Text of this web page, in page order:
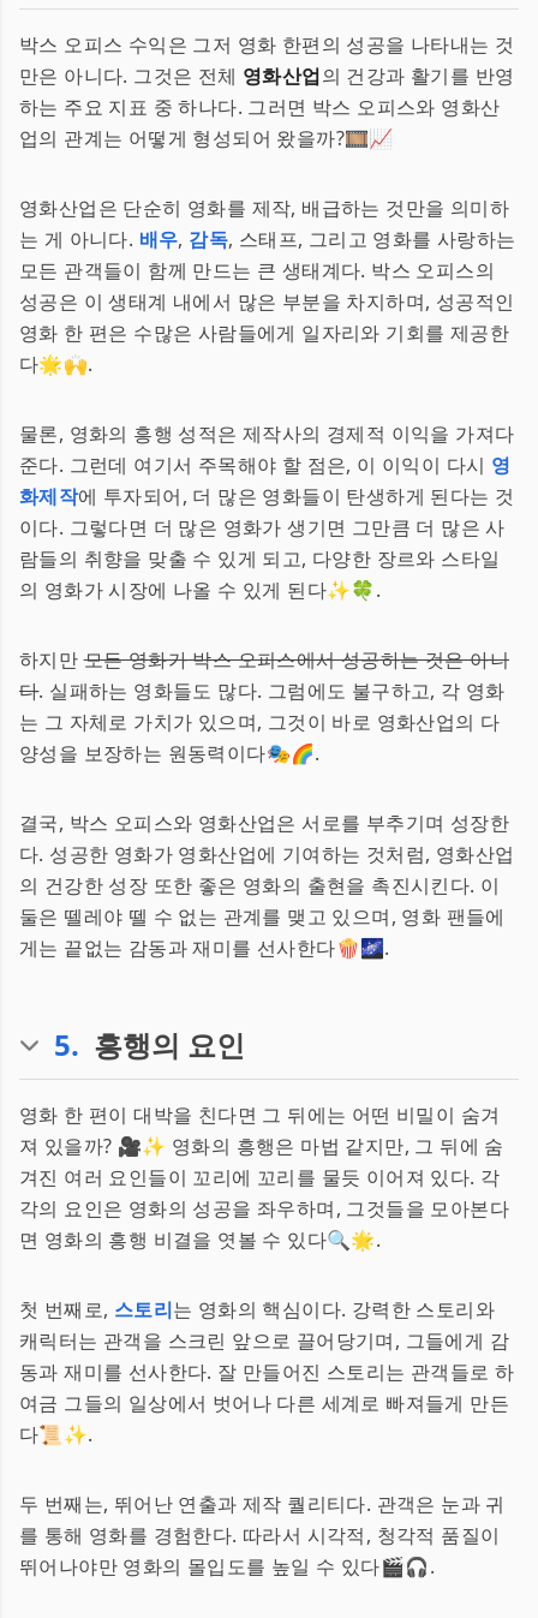
박스 오피스 수익은 그저 영화 한편의 성공을 나타내는 것
만은 아니다. 그것은 전체 영화산업의 건강과 활기를 반영
하는 주요 지표 중 하나다. 그러면 박스 오피스와 영화산
업의 관계는 어떻게 형성되어 왔을까?🎞️📈
영화산업은 단순히 영화를 제작, 배급하는 것만을 의미하
는 게 아니다. 배우, 감독, 스태프, 그리고 영화를 사랑하는
모든 관객들이 함께 만드는 큰 생태계다. 박스 오피스의
성공은 이 생태계 내에서 많은 부분을 차지하며, 성공적인
영화 한 편은 수많은 사람들에게 일자리와 기회를 제공한
다🌟🙌.
물론, 영화의 흥행 성적은 제작사의 경제적 이익을 가져다
준다. 그런데 여기서 주목해야 할 점은, 이 이익이 다시 영
화제작에 투자되어, 더 많은 영화들이 탄생하게 된다는 것
이다. 그렇다면 더 많은 영화가 생기면 그만큼 더 많은 사
람들의 취향을 맞출 수 있게 되고, 다양한 장르와 스타일
의 영화가 시장에 나올 수 있게 된다✨🍀.
하지만모든 영화가 박스 오피스에서 성공하는 것은 아니
다. 실패하는 영화들도 많다. 그럼에도 불구하고, 각 영화
는 그 자체로 가치가 있으며, 그것이 바로 영화산업의 다
양성을 보장하는 원동력이다🎭🌈.
결국, 박스 오피스와 영화산업은 서로를 부추기며 성장한
다. 성공한 영화가 영화산업에 기여하는 것처럼, 영화산업
의 건강한 성장 또한 좋은 영화의 출현을 촉진시킨다. 이
둘은 뗄레야 뗄 수 없는 관계를 맺고 있으며, 영화 팬들에
게는 끝없는 감동과 재미를 선사한다🍿🌌.
5. 흥행의 요인
영화 한 편이 대박을 친다면 그 뒤에는 어떤 비밀이 숨겨
져 있을까? 🎥✨ 영화의 흥행은 마법 같지만, 그 뒤에 숨
겨진 여러 요인들이 꼬리에 꼬리를 물듯 이어져 있다. 각
각의 요인은 영화의 성공을 좌우하며, 그것들을 모아본다
면 영화의 흥행 비결을 엿볼 수 있다🔍🌟.
첫 번째로, 스토리는 영화의 핵심이다. 강력한 스토리와
캐릭터는 관객을 스크린 앞으로 끌어당기며, 그들에게 감
동과 재미를 선사한다. 잘 만들어진 스토리는 관객들로 하
여금 그들의 일상에서 벗어나 다른 세계로 빠져들게 만든
다📜✨.
두 번째는, 뛰어난 연출과 제작 퀄리티다. 관객은 눈과 귀
를 통해 영화를 경험한다. 따라서 시각적, 청각적 품질이
뛰어나야만 영화의 몰입도를 높일 수 있다🎬🎧.